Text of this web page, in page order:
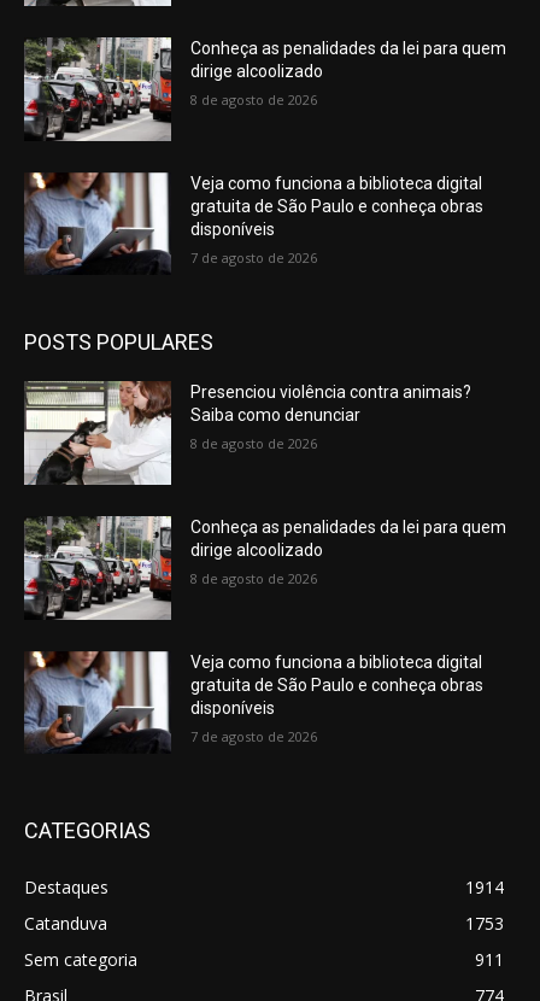
Conheça as penalidades da lei para quem
dirige alcoolizado
8 de agosto de 2026
Veja como funciona a biblioteca digital
gratuita de São Paulo e conheça obras
disponíveis
7 de agosto de 2026
POSTS POPULARES
Presenciou violência contra animais?
Saiba como denunciar
8 de agosto de 2026
Conheça as penalidades da lei para quem
dirige alcoolizado
8 de agosto de 2026
Veja como funciona a biblioteca digital
gratuita de São Paulo e conheça obras
disponíveis
7 de agosto de 2026
CATEGORIAS
Destaques
1914
Catanduva
1753
Sem categoria
911
Brasil
774